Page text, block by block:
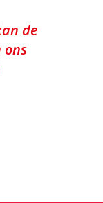
de
ons